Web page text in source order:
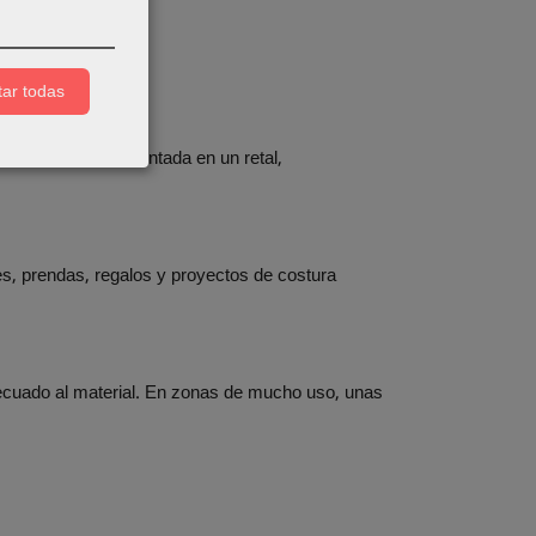
y probar la puntada en un retal,
prendas, regalos y proyectos de costura
al material. En zonas de mucho uso, unas
todas